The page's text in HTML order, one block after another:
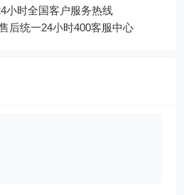
小时全国客户服务热线
后统一24小时400客服中心